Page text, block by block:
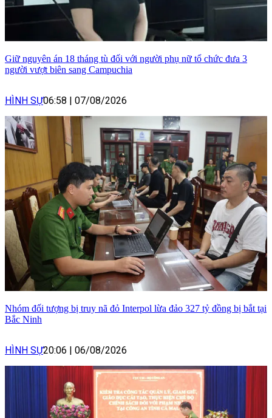
Giữ nguyên án 18 tháng tù đối với người phụ nữ tổ chức đưa 3
người vượt biên sang Campuchia
HÌNH SỰ06:58 | 07/08/2026
Nhóm đối tượng bị truy nã đỏ Interpol lừa đảo 327 tỷ đồng bị bắt tại
Bắc Ninh
HÌNH SỰ20:06 | 06/08/2026